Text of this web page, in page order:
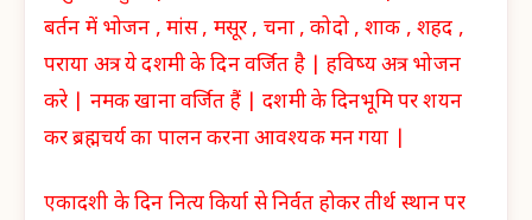
बर्तन में भोजन , मांस , मसूर , चना , कोदो , शाक , शहद ,
पराया अत्र ये दशमी के दिन वर्जित है | हविष्य अत्र भोजन
करे | नमक खाना वर्जित हैं | दशमी के दिनभूमि पर शयन
कर ब्रह्मचर्य का पालन करना आवश्यक मन गया |
एकादशी के दिन नित्य किर्या से निर्वत होकर तीर्थ स्थान पर